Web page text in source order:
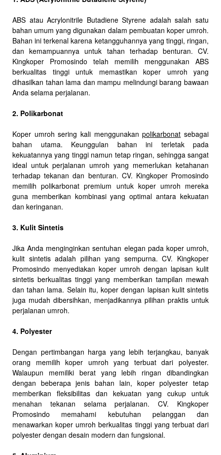
ABS atau Acrylonitrile Butadiene Styrene adalah salah satu
bahan umum yang digunakan dalam pembuatan koper umroh.
Bahan ini terkenal karena ketangguhannya yang tinggi, ringan,
dan kemampuannya untuk tahan terhadap benturan. CV.
Kingkoper Promosindo telah memilih menggunakan ABS
berkualitas tinggi untuk memastikan koper umroh yang
dihasilkan tahan lama dan mampu melindungi barang bawaan
Anda selama perjalanan.
2. Polikarbonat
Koper umroh sering kali menggunakanpolikarbonat sebagai
bahan utama. Keunggulan bahan ini terletak pada
kekuatannya yang tinggi namun tetap ringan, sehingga sangat
ideal untuk perjalanan umroh yang memerlukan ketahanan
terhadap tekanan dan benturan. CV. Kingkoper Promosindo
memilih polikarbonat premium untuk koper umroh mereka
guna memberikan kombinasi yang optimal antara kekuatan
dan keringanan.
3. Kulit Sintetis
Jika Anda menginginkan sentuhan elegan pada koper umroh,
kulit sintetis adalah pilihan yang sempurna. CV. Kingkoper
Promosindo menyediakan koper umroh dengan lapisan kulit
sintetis berkualitas tinggi yang memberikan tampilan mewah
dan tahan lama. Selain itu, koper dengan lapisan kulit sintetis
juga mudah dibersihkan, menjadikannya pilihan praktis untuk
perjalanan umroh.
4. Polyester
Dengan pertimbangan harga yang lebih terjangkau, banyak
orang memilih koper umroh yang terbuat dari polyester.
Walaupun memiliki berat yang lebih ringan dibandingkan
dengan beberapa jenis bahan lain, koper polyester tetap
memberikan fleksibilitas dan kekuatan yang cukup untuk
menahan tekanan selama perjalanan. CV. Kingkoper
Promosindo memahami kebutuhan pelanggan dan
menawarkan koper umroh berkualitas tinggi yang terbuat dari
polyester dengan desain modern dan fungsional.